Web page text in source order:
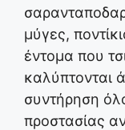
μύγες,
έντομα που
καλύπτονται
συντήρηση
προστασίας